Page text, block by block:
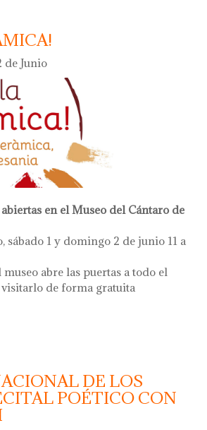
de Junio
en el Museo del Cántaro de
sábado 1 y domingo 2 de junio 11 a
abre las puertas a todo el
de forma gratuita
¡hola cerámica!
DE LOS
POÉTICO CON